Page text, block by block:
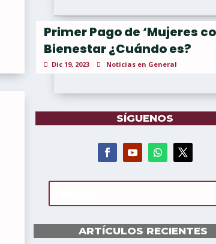
Primer Pago de ‘Mujeres
Bienestar ¿Cuándo es?
Dic 19, 2023 Noticias en General
SÍGUENOS
ARTÍCULOS RECIENTES